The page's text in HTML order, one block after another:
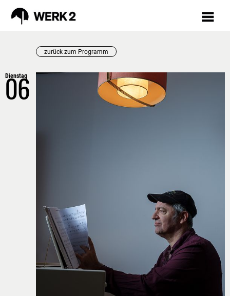
WERKSTÄTTEN /
KURSE
WERKSTÄTTEN &
KURSE
PROJEKTE
zurück zum Programm
Dienstag
06